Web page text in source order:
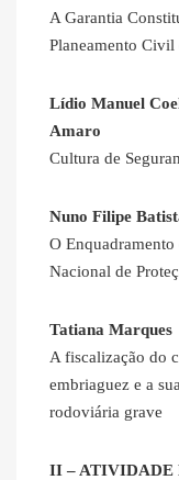
A Garantia
Planeamento Civil
Lídio Manuel
Amaro
Cultura de
Nuno Filipe
O Enquadramento
Nacional de
Tatiana Marques
A fiscalização do
embriaguez e a
rodoviária grave
II – ATIVIDADE